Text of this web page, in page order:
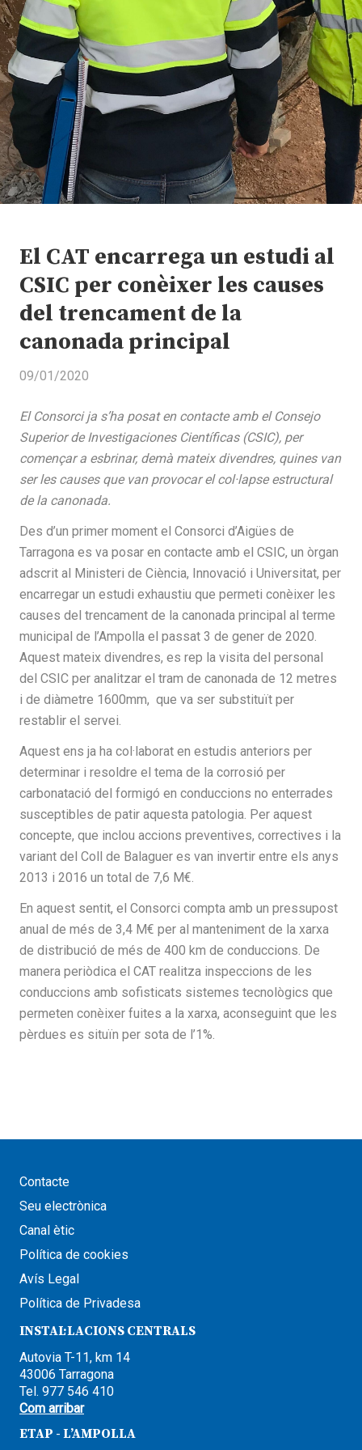
El CAT encarrega un estudi al
CSIC per conèixer les causes
del trencament de la
canonada principal
09/01/2020
El Consorci ja s’ha posat en contacte amb el Consejo
Superior de Investigaciones Científicas (CSIC), per
començar a esbrinar, demà mateix divendres, quines van
ser les causes que van provocar el col·lapse estructural
de la canonada.
Des d’un primer moment el Consorci d’Aigües de
Tarragona es va posar en contacte amb el CSIC, un òrgan
adscrit al Ministeri de Ciència, Innovació i Universitat, per
encarregar un estudi exhaustiu que permeti conèixer les
causes del trencament de la canonada principal al terme
municipal de l’Ampolla el passat 3 de gener de 2020.
Aquest mateix divendres, es rep la visita del personal
del CSIC per analitzar el tram de canonada de 12 metres
i de diàmetre 1600mm, que va ser substituït per
restablir el servei.
Aquest ens ja ha col·laborat en estudis anteriors per
determinar i resoldre el tema de la corrosió per
carbonatació del formigó en conduccions no enterrades
susceptibles de patir aquesta patologia. Per aquest
concepte, que inclou accions preventives, correctives i la
variant del Coll de Balaguer es van invertir entre els anys
2013 i 2016 un total de 7,6 M€.
En aquest sentit, el Consorci compta amb un pressupost
anual de més de 3,4 M€ per al manteniment de la xarxa
de distribució de més de 400 km de conduccions. De
manera periòdica el CAT realitza inspeccions de les
conduccions amb sofisticats sistemes tecnològics que
permeten conèixer fuites a la xarxa, aconseguint que les
pèrdues es situïn per sota de l’1%.
Contacte
Seu electrònica
Canal ètic
Política de cookies
Avís Legal
Política de Privadesa
INSTAL·LACIONS CENTRALS
Autovia T-11, km 14
43006 Tarragona
Tel. 977 546 410
Com arribar
ETAP - L’AMPOLLA